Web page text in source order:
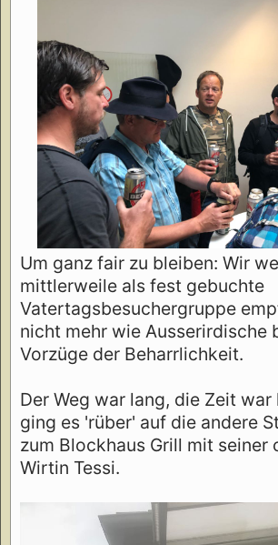
Um ganz fair zu bleiben: Wir
mittlerweile als fest gebuchte
Vatertagsbesuchergruppe
nicht mehr wie Ausserirdische
Vorzüge der Beharrlichkeit.
Der Weg war lang, die Zeit
ging es 'rüber' auf die andere
zum Blockhaus Grill mit seiner
Wirtin Tessi.